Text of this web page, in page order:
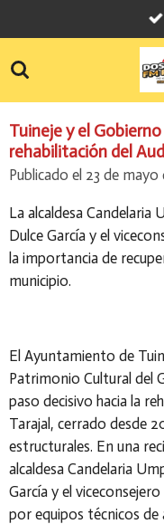
al
contenido
Tuineje y el
rehabilitación del
Publicado el 23 de mayo
La alcaldesa Candelaria
Dulce García y el
la importancia de
municipio.
El Ayuntamiento de
Patrimonio Cultural del
paso decisivo hacia la
Tarajal, cerrado desde
estructurales. En una
alcaldesa Candelaria
García y el
por equipos técnicos de